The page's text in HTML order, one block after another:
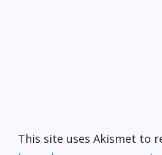
This site uses Akismet to